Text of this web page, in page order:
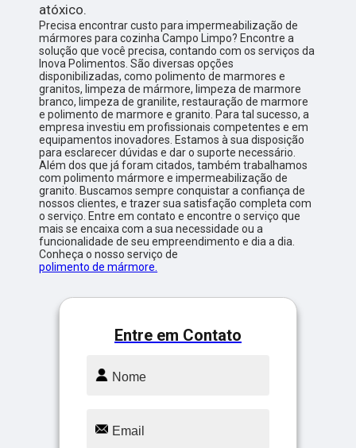
atóxico.
Precisa encontrar custo para impermeabilização de
mármores para cozinha Campo Limpo? Encontre a
solução que você precisa, contando com os serviços da
Inova Polimentos. São diversas opções
disponibilizadas, como polimento de marmores e
granitos, limpeza de mármore, limpeza de marmore
branco, limpeza de granilite, restauração de marmore
e polimento de marmore e granito. Para tal sucesso, a
empresa investiu em profissionais competentes e em
equipamentos inovadores. Estamos à sua disposição
para esclarecer dúvidas e dar o suporte necessário.
Além dos que já foram citados, também trabalhamos
com polimento mármore e impermeabilização de
granito. Buscamos sempre conquistar a confiança de
nossos clientes, e trazer sua satisfação completa com
o serviço. Entre em contato e encontre o serviço que
mais se encaixa com a sua necessidade ou a
funcionalidade de seu empreendimento e dia a dia.
Conheça o nosso serviço de
polimento de mármore.
Entre em Contato